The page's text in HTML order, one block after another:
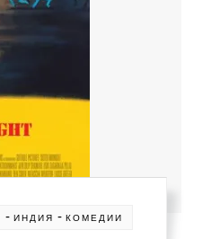
- ИНДИЯ - КОМЕДИИ